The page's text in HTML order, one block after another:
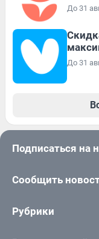
До 31
До 31
Подписаться на
Сообщить
Рубрики